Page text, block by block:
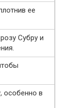
ее
Субру и
особенно в